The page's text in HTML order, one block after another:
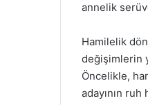
annelik
Hamilelik
değişimlerin
Öncelikle,
adayının